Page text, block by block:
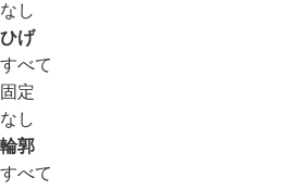
なし
ひげ
すべて
固定
なし
輪郭
すべて